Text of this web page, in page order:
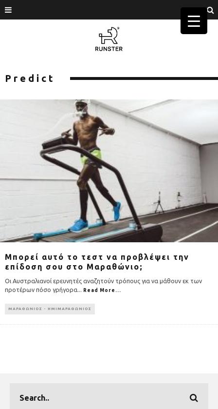
Predict
Μπορεί αυτό το τεστ να προβλέψει την
επίδοση σου στο Μαραθώνιο;
Οι Αυστραλιανοί ερευνητές αναζητούν τρόπους για να μάθουν εκ των
προτέρων πόσο γρήγορα... Read More...
ΜΑΡΑΘΩΝΙΟΣ - ΗΜΙΜΑΡΑΘΩΝΙΟΣ